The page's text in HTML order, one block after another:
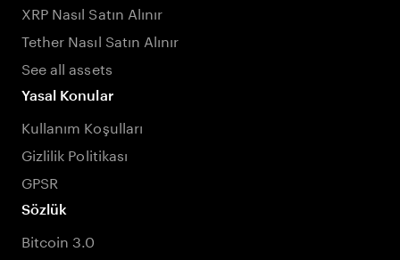
XRP Nasıl Satın Alınır
Tether Nasıl Satın Alınır
See all assets
Yasal Konular
Kullanım Koşulları
Gizlilik Politikası
GPSR
Sözlük
Bitcoin 3.0